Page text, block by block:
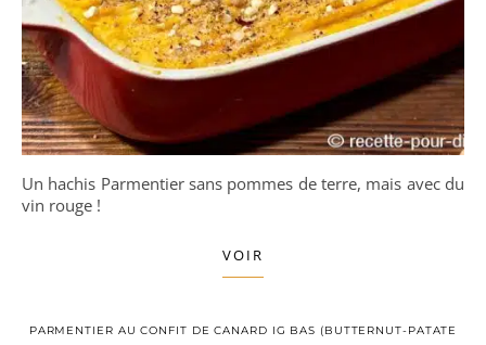
Un hachis Parmentier sans pommes de terre, mais avec du
vin rouge !
VOIR
PARMENTIER AU CONFIT DE CANARD IG BAS (BUTTERNUT-PATATE